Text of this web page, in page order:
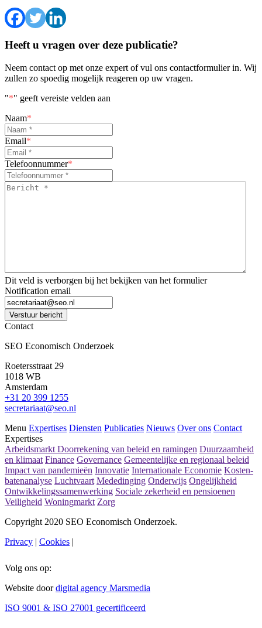
Heeft u vragen over deze publicatie?
Neem contact op met onze expert of vul ons contactformulier in. Wij
zullen zo spoedig mogelijk reageren op uw vragen.
"*" geeft vereiste velden aan
Naam*
Email*
Telefoonnummer*
Bericht
Dit veld is verborgen bij het bekijken van het formulier
Notification email
Verstuur bericht
Contact
SEO Economisch Onderzoek
Roetersstraat 29
1018 WB
Amsterdam
+31 20 399 1255
secretariaat@seo.nl
Menu Expertises Diensten Publicaties Nieuws Over ons Contact
Expertises
Arbeidsmarkt Doorrekening van beleid en ramingen Duurzaamheid
en klimaat Finance Governance Gemeentelijke en regionaal beleid
Impact van pandemieën Innovatie Internationale Economie Kosten-
batenanalyse Luchtvaart Mededinging Onderwijs Ongelijkheid
Ontwikkelingssamenwerking Sociale zekerheid en pensioenen
Veiligheid Woningmarkt Zorg
Copyright 2020 SEO Economisch Onderzoek.
Privacy | Cookies |
Volg ons op:
Website doordigital agency Marsmedia
ISO 9001 & ISO 27001 gecertificeerd